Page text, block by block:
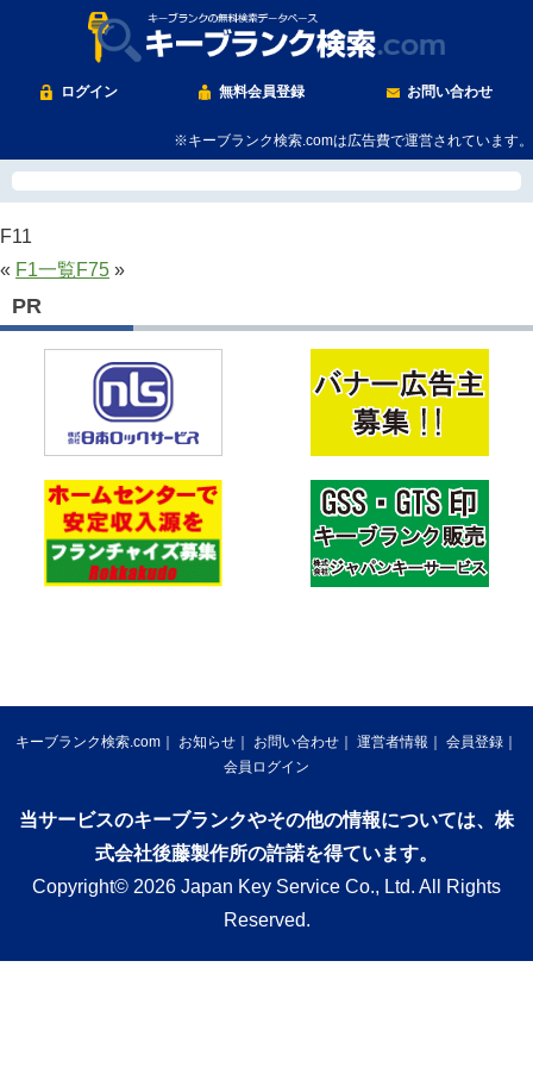
ログイン 無料会員登録 お問い合わせ
※キーブランク検索.comは広告費で運営されています。
F11
« F1一覧F75 »
PR
キーブランク検索.com お知らせ お問い合わせ 運営者情報
会員登録
会員ログイン
当サービスのキーブランクやその他の情報については、株
式会社後藤製作所の許諾を得ています。
Copyright© 2026 Japan Key Service Co., Ltd. All Rights
Reserved.